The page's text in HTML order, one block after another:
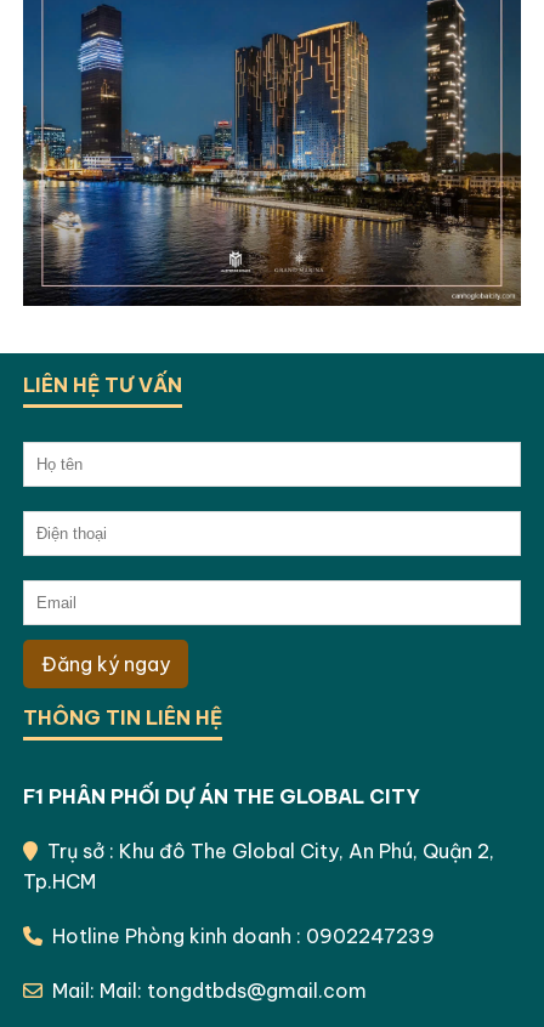
LIÊN HỆ TƯ VẤN
Đăng ký ngay
THÔNG TIN LIÊN HỆ
F1 PHÂN PHỐI DỰ ÁN THE GLOBAL CITY
Trụ sở : Khu đô The Global City, An Phú, Quận 2,
Tp.HCM
Hotline Phòng kinh doanh : 0902247239
Mail: Mail: tongdtbds@gmail.com